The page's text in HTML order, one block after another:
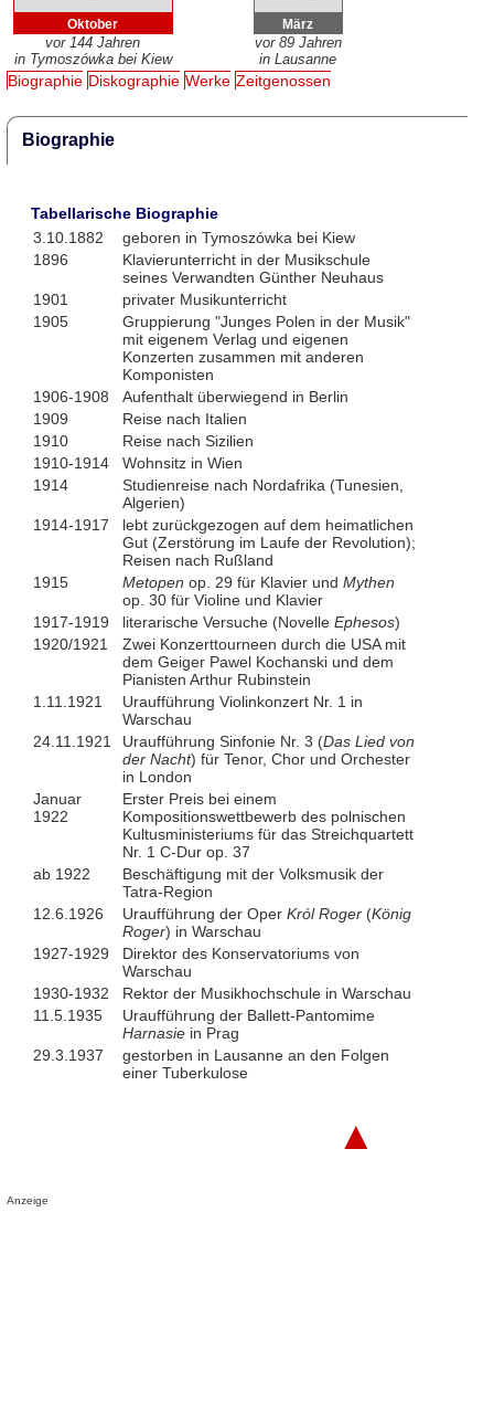
Oktober
vor 144 Jahren
in Tymoszówka bei Kiew
März
vor 89 Jahren
in Lausanne
Biographie Diskographie Werke Zeitgenossen
Biographie
Tabellarische Biographie
3.10.1882
geboren in Tymoszówka bei Kiew
1896
Klavierunterricht in der Musikschule
seines Verwandten Günther Neuhaus
1901
privater Musikunterricht
1905
Gruppierung "Junges Polen in der Musik"
mit eigenem Verlag und eigenen
Konzerten zusammen mit anderen
Komponisten
1906-1908
Aufenthalt überwiegend in Berlin
1909
Reise nach Italien
1910
Reise nach Sizilien
1910-1914
Wohnsitz in Wien
1914
Studienreise nach Nordafrika (Tunesien,
Algerien)
1914-1917
lebt zurückgezogen auf dem heimatlichen
Gut (Zerstörung im Laufe der Revolution);
Reisen nach Rußland
1915
Metopen op. 29 für Klavier und Mythen
op. 30 für Violine und Klavier
1917-1919
literarische Versuche (Novelle Ephesos)
1920/1921
Zwei Konzerttourneen durch die USA mit
dem Geiger Pawel Kochanski und dem
Pianisten Arthur Rubinstein
1.11.1921
Uraufführung Violinkonzert Nr. 1 in
Warschau
24.11.1921
Uraufführung Sinfonie Nr. 3 (Das Lied von
der Nacht) für Tenor, Chor und Orchester
in London
Januar
1922
Erster Preis bei einem
Kompositionswettbewerb des polnischen
Kultusministeriums für das Streichquartett
Nr. 1 C-Dur op. 37
ab 1922
Beschäftigung mit der Volksmusik der
Tatra-Region
12.6.1926
Uraufführung der Oper Król Roger(König
Roger) in Warschau
1927-1929
Direktor des Konservatoriums von
Warschau
1930-1932
Rektor der Musikhochschule in Warschau
11.5.1935
Uraufführung der Ballett-Pantomime
Harnasiein Prag
29.3.1937
gestorben in Lausanne an den Folgen
einer Tuberkulose
▲
Anzeige